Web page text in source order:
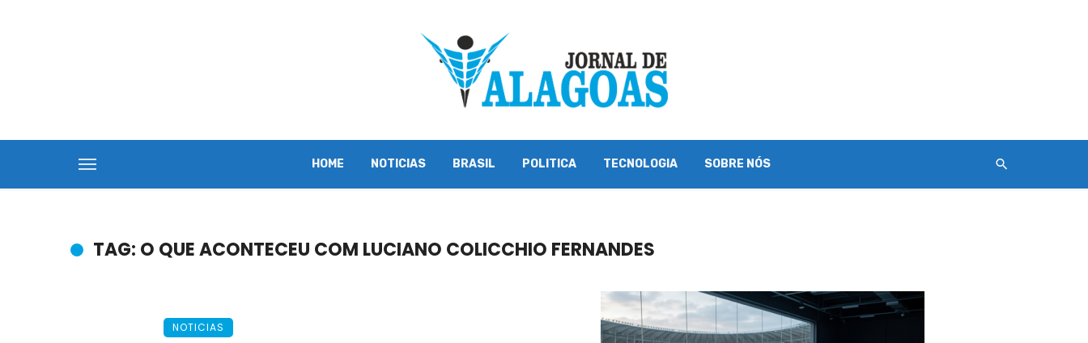
HOME NOTICIAS BRASIL POLITICA TECNOLOGIA SOBRE NÓS
TAG: O QUE ACONTECEU COM LUCIANO COLICCHIO FERNANDES
NOTICIAS